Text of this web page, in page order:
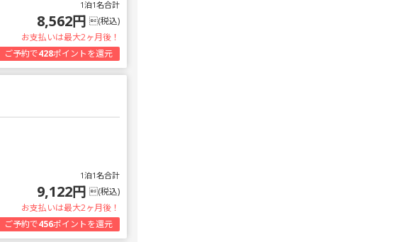
1泊1名合計
8,562円 (税込)
お支払いは最大2ヶ月後！
ご予約で428ポイントを還元
1泊1名合計
9,122円 (税込)
お支払いは最大2ヶ月後！
ご予約で456ポイントを還元